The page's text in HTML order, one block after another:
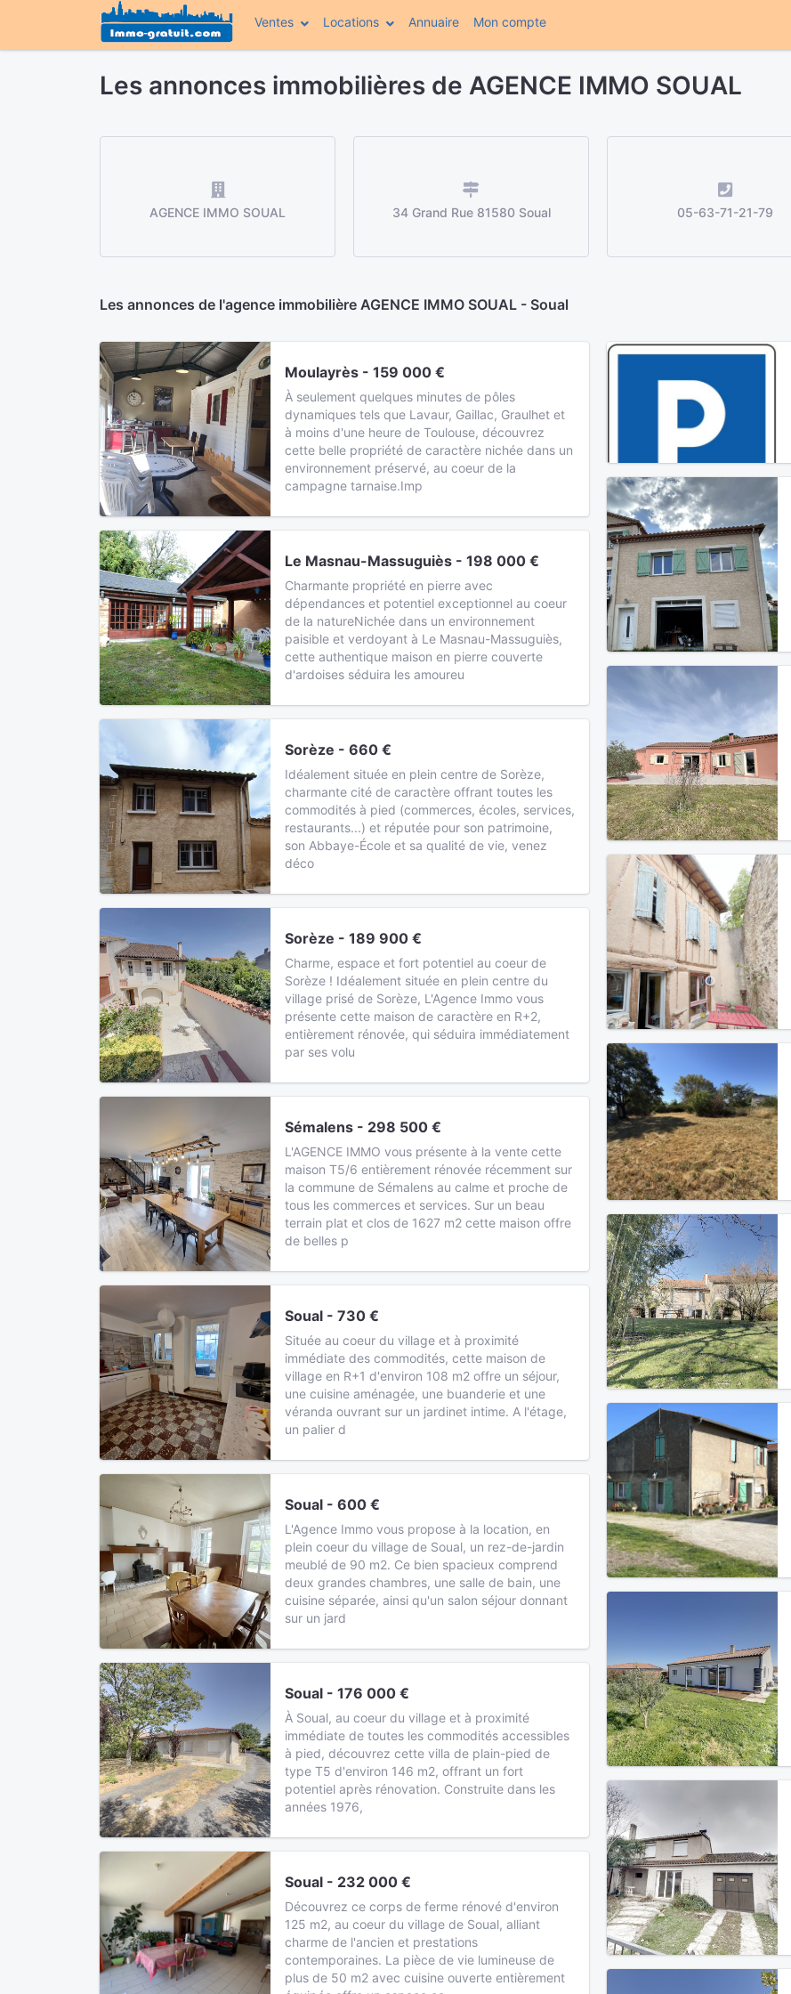
Ventes Locations Annuaire Mon compte(current)
Les annonces immobilières de AGENCE IMMO SOUAL
AGENCE IMMO SOUAL 34 Grand Rue 81580 Soual 05-63-71-21-79
Les annonces de l'agence immobilière AGENCE IMMO SOUAL - Soual
Moulayrès - 159 000 €
À seulement quelques minutes de pôles
dynamiques tels que Lavaur, Gaillac, Graulhet et
à moins d'une heure de Toulouse, découvrez
cette belle propriété de caractère nichée dans un
environnement préservé, au coeur de la
campagne tarnaise.Imp
Le Masnau-Massuguiès - 198 000 €
Charmante propriété en pierre avec
dépendances et potentiel exceptionnel au coeur
de la natureNichée dans un environnement
paisible et verdoyant à Le Masnau-Massuguiès,
cette authentique maison en pierre couverte
d'ardoises séduira les amoureu
Sorèze - 660 €
Idéalement située en plein centre de Sorèze,
charmante cité de caractère offrant toutes les
commodités à pied (commerces, écoles, services,
restaurants...) et réputée pour son patrimoine,
son Abbaye-École et sa qualité de vie, venez
déco
Sorèze - 189 900 €
Charme, espace et fort potentiel au coeur de
Sorèze ! Idéalement située en plein centre du
village prisé de Sorèze, L'Agence Immo vous
présente cette maison de caractère en R+2,
entièrement rénovée, qui séduira immédiatement
par ses volu
Sémalens - 298 500 €
L'AGENCE IMMO vous présente à la vente cette
maison T5/6 entièrement rénovée récemment sur
la commune de Sémalens au calme et proche de
tous les commerces et services. Sur un beau
terrain plat et clos de 1627 m2 cette maison offre
de belles p
Soual - 730 €
Située au coeur du village et à proximité
immédiate des commodités, cette maison de
village en R+1 d'environ 108 m2 offre un séjour,
une cuisine aménagée, une buanderie et une
véranda ouvrant sur un jardinet intime. A l'étage,
un palier d
Soual - 600 €
L'Agence Immo vous propose à la location, en
plein coeur du village de Soual, un rez-de-jardin
meublé de 90 m2. Ce bien spacieux comprend
deux grandes chambres, une salle de bain, une
cuisine séparée, ainsi qu'un salon séjour donnant
sur un jard
Soual - 176 000 €
À Soual, au coeur du village et à proximité
immédiate de toutes les commodités accessibles
à pied, découvrez cette villa de plain-pied de
type T5 d'environ 146 m2, offrant un fort
potentiel après rénovation. Construite dans les
années 1976,
Soual - 232 000 €
Découvrez ce corps de ferme rénové d'environ
125 m2, au coeur du village de Soual, alliant
charme de l'ancien et prestations
contemporaines. La pièce de vie lumineuse de
plus de 50 m2 avec cuisine ouverte entièrement